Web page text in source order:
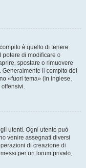
è quello di tenere
potere di modificare o
spostare o rimuovere
il compito dei
«fuori tema» (in inglese,
utenti. Ogni utente può
venire assegnati diversi
di creazione di
per un forum privato,